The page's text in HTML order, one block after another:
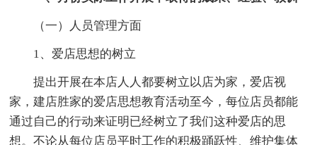
（一）人员管理方面
1、爱店思想的树立
提出开展在本店人人都要树立以店为家，爱店视
家，建店胜家的爱店思想教育活动至今，每位店员都能
通过自己的行动来证明已经树立了我们这种爱店的思
想。不论从每位店员平时工作的积极踊跃性、维护集体